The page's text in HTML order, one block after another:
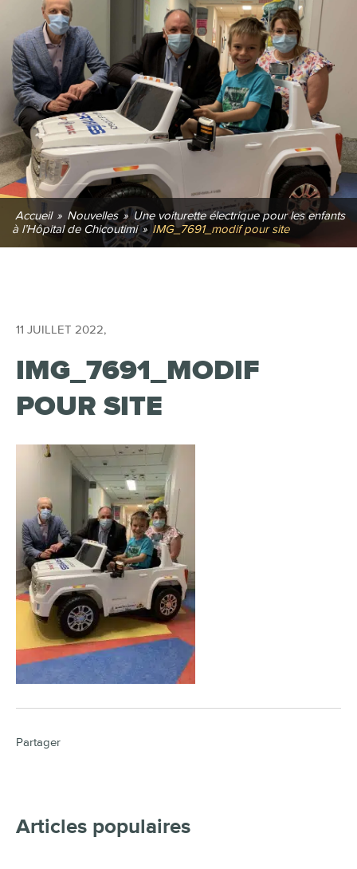
Accueil » Nouvelles » Une voiturette électrique pour les enfants
à l’Hôpital de Chicoutimi » IMG_7691_modif pour site
11 JUILLET 2022,
IMG_7691_MODIF
POUR SITE
Partager
Articles populaires